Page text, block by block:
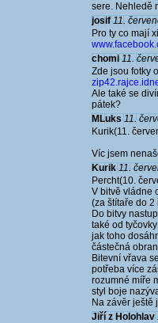
sere. Nehledě
josif 11.
Pro ty co mají
chomi 11.
Zde jsou fotky
Ale také se
pátek?
MLuks 11.
Kurik(11.
Víc jsem
Kurik 11.
Percht(10.
V bitvě vládne
(za štítaře do
Do bitvy
také od
jak toho
částečná
Bitevní vřava
potřeba více
rozumné míře
styl boje
Na závěr ještě
Jiří z Holohlav